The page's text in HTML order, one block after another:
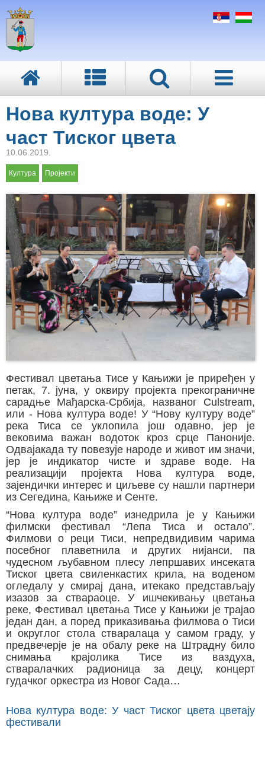
Нова култура воде: У
част Тиског цвета
10.06.2019.
Култура Пројекти
Фестивал цветања Тисе у Кањижи је приређен у
петак, 7. јуна, у оквиру пројекта прекограничне
сарадње Мађарска-Србија, названог Culstream,
или - Нова култура воде! У “Нову културу воде”
река Тиса се уклопила још одавно, јер је
вековима важан водоток кроз срце Паноније.
Одвајакада ту повезује народе и живот им значи,
јер је индикатор чисте и здраве воде. На
реализацији пројекта Нова култура воде,
зајендички интерес и циљеве су нашли партнери
из Сегедина, Кањиже и Сенте.
“Нова култура воде” изнедрила је у Кањижи
филмски фестивал “Лепа Тиса и остало”.
Филмови о реци Тиси, непредвидивим чарима
посебног плаветнила и других нијанси, па
чудесном љубавном плесу лепршавих инсеката
Тиског цвета свиленкастих крила, на воденом
огледалу у смирај дана, итекако представљају
изазов за ствараоце. У ишчекивању цветања
реке, Фестивал цветања Тисе у Кањижи је трајао
један дан, а поред приказивања филмова о Тиси
и округлог стола стваралаца у самом граду, у
предвечерје је на обалу реке на Штрадну било
снимања крајолика Тисе из ваздуха,
стваралачких радионица за децу, концерт
гудачког оркестра из Новог Сада…
Нова култура воде: У част Тиског цвета цветају
фестивали